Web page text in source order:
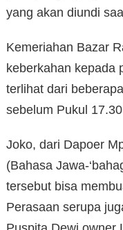
yang akan diundi
Kemeriahan Bazar
keberkahan kepada
terlihat dari
sebelum Pukul
Joko, dari Dapoer
(Bahasa Jawa-
tersebut bisa
Perasaan serupa